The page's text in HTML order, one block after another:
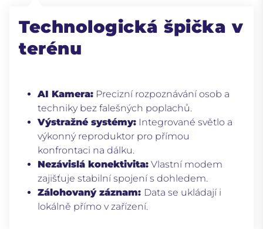
Technologická špička v
terénu
AI Kamera: Precizní rozpoznávání osob a
techniky bez falešných poplachů.
Výstražné systémy: Integrované světlo a
výkonný reproduktor pro přímou
konfrontaci na dálku.
Nezávislá konektivita: Vlastní modem
zajišťuje stabilní spojení s dohledem.
Zálohovaný záznam: Data se ukládají i
lokálně přímo v zařízení.